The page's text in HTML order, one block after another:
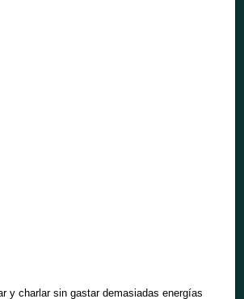
y charlar sin gastar demasiadas energías